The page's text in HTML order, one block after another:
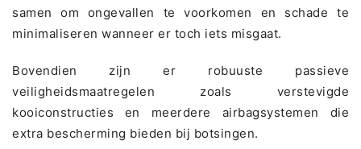
samen om ongevallen te voorkomen en schade te
minimaliseren wanneer er toch iets misgaat.
Bovendien zijn er robuuste passieve
veiligheidsmaatregelen zoals verstevigde
kooiconstructies en meerdere airbagsystemen die
extra bescherming bieden bij botsingen.